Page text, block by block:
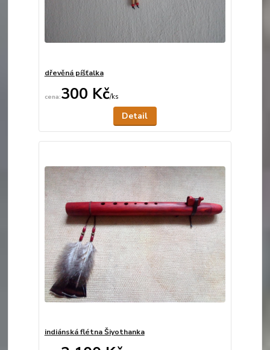
dřevěná píšťalka
300 Kč/ks
Detail
indiánská flétna Šiyothanka